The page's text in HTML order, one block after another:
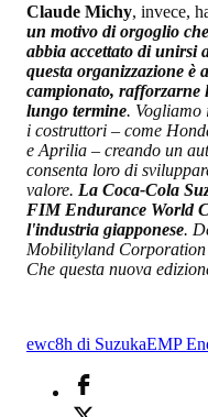
Claude Michy, invece,
un motivo di orgoglio
abbia accettato di unirsi
questa organizzazione è
campionato, rafforzarne
lungo termine. Vogliamo
i costruttori – come
e Aprilia – creando un
consenta loro di
valore. La Coca-Cola
FIM Endurance World
l'industria giapponese.
Mobilityland
Che questa nuova
ewc8h di SuzukaEMP